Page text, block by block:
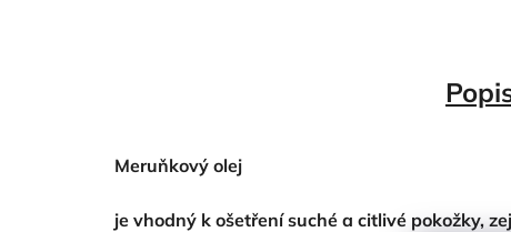
Meruňkový olej
je vhodný k ošetření suché a citlivé pokožky,